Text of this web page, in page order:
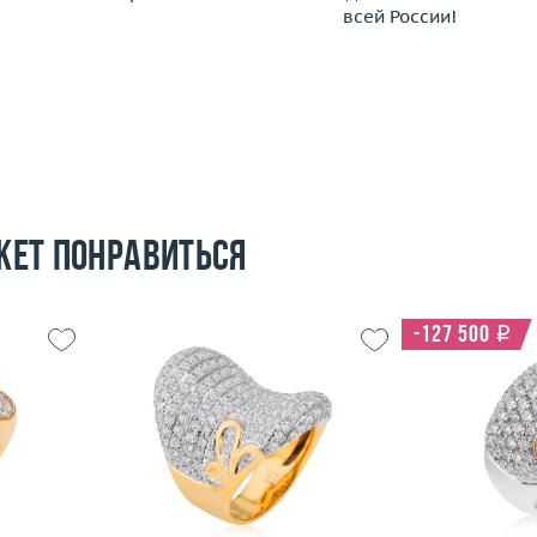
всей России!
понравиться
14.88
Размер
Вес (г)
Материал
золото 750 пробы
Подробнее
-127 500 i
Размер
Материал